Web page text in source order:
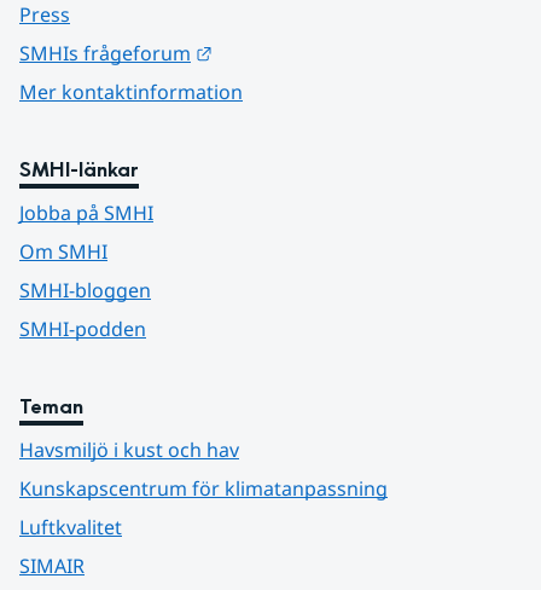
Press
SMHIs frågeforum
Mer kontaktinformation
SMHI-länkar
Jobba på SMHI
Om SMHI
SMHI-bloggen
SMHI-podden
Teman
Havsmiljö i kust och hav
Kunskapscentrum för klimatanpassning
Luftkvalitet
SIMAIR